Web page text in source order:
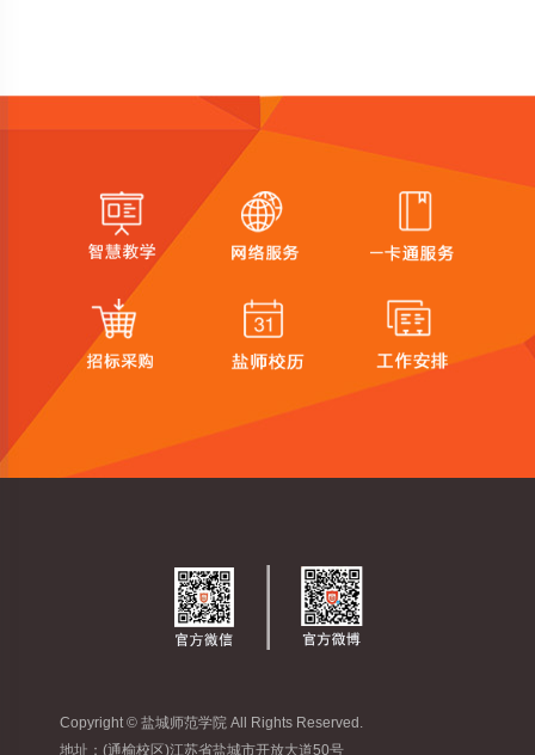
Copyright © 盐城师范学院 All Rights Reserved.
地址：(通榆校区)江苏省盐城市开放大道50号